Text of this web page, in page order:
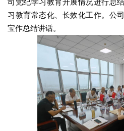
司党纪学习教育开展情况进行总
习教育常态化、长效化工作。公
宝作总结讲话。